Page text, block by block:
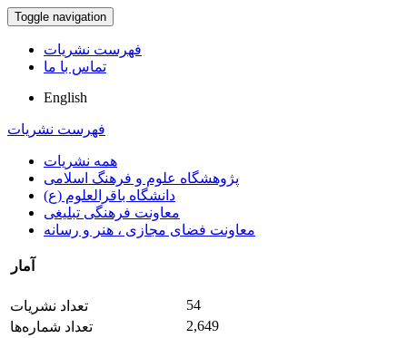
Toggle navigation
فهرست نشریات
تماس با ما
English
فهرست نشریات
همه نشریات
پژوهشگاه علوم و فرهنگ اسلامی
دانشگاه باقرالعلوم (ع)
معاونت فرهنگی تبلیغی
معاونت فضای مجازی ، هنر و رسانه
آمار
تعداد نشریات
54
تعداد شماره‌ها
2,649